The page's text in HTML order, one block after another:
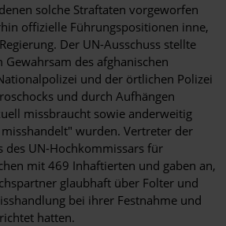
solche Straftaten vorgeworfen
offizielle Führungspositionen inne,
Der UN-Ausschuss stellte
Gewahrsam des afghanischen
und der örtlichen Polizei
und durch Aufhängen
missbraucht sowie anderweitig
wurden. Vertreter der
des UN-Hochkommissars für
mit 469 Inhaftierten und gaben an,
glaubhaft über Folter und
bei ihrer Festnahme und
hatten.